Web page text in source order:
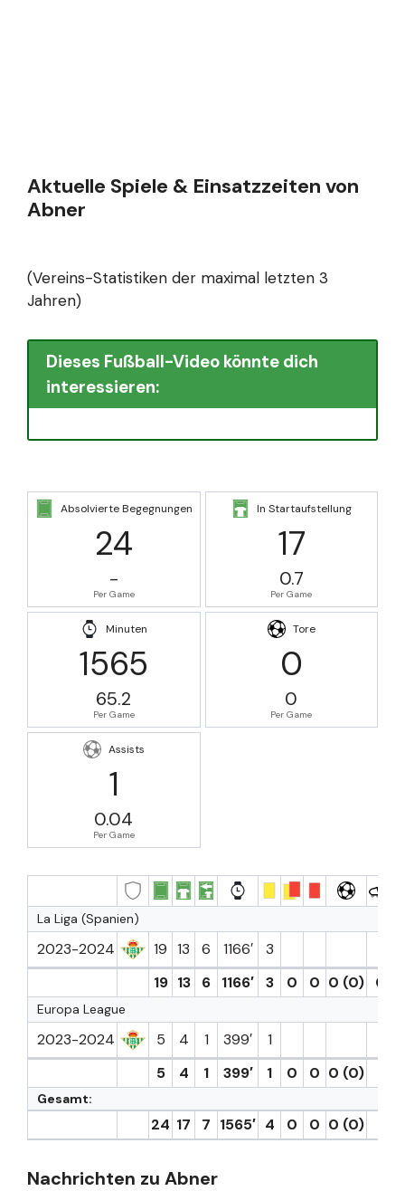
Aktuelle Spiele & Einsatzzeiten von
Abner
(Vereins-Statistiken der maximal letzten 3
Jahren)
Dieses Fußball-Video könnte dich
interessieren:
Absolvierte Begegnungen
24
-
Per Game
In Startaufstellung
17
0.7
Per Game
Minuten
1565
65.2
Per Game
Tore
0
0
Per Game
Assists
1
0.04
Per Game
La Liga (Spanien)
2023-2024 19 13 6 1166′
3
19 13 6 1166′ 3 0 0 0 (0) 0
Europa League
2023-2024 5 4 1 399′ 1
5
4 1 399′ 1 0 0 0 (0)
Gesamt:
24 17 7 1565′ 4 0 0 0 (0)
Nachrichten zu Abner